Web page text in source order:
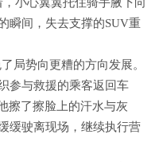
瞬间，失去支撑的SUV重
局势向更糟的方向发展。
参与救援的乘客返回车
擦了擦脸上的汗水与灰
缓驶离现场，继续执行营